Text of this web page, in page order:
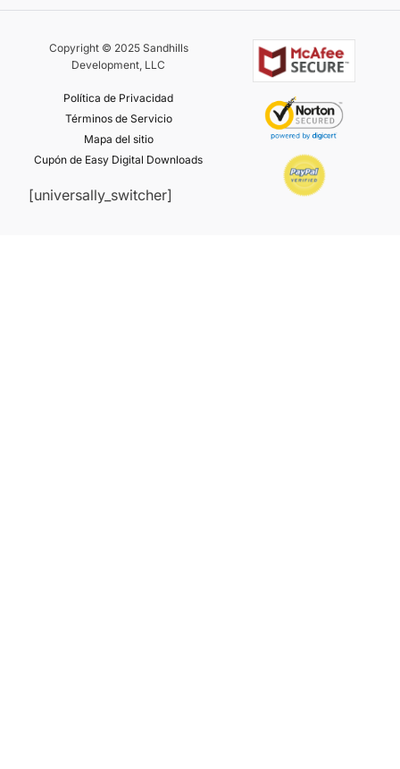
Copyright © 2025 Sandhills
Development, LLC
Política de Privacidad
Términos de Servicio
Mapa del sitio
Cupón de Easy Digital Downloads
[universally_switcher]